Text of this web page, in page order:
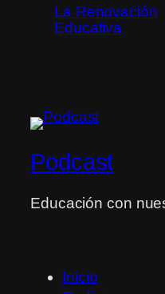
La Renovación
Educativa
Podcast
Educación con
Inicio